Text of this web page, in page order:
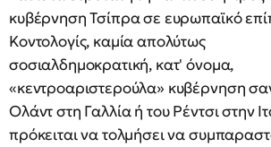
κυβέρνηση Τσίπρα σε ευρωπαϊκό
Κοντολογίς, καμία απολύτως
σοσιαλδημοκρατική, κατ' όνομα,
«κεντροαριστερούλα» κυβέρνηση
Ολάντ στη Γαλλία ή του Ρέντσι στην
πρόκειται να τολμήσει να